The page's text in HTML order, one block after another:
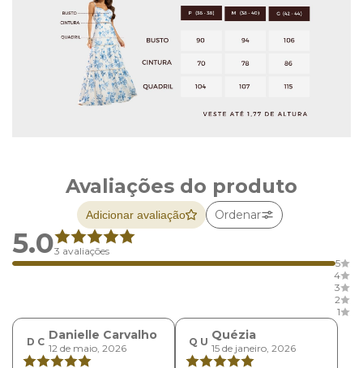
Avaliações do produto
Adicionar avaliação Ordenar
5.03 avaliações
5
4
3
2
1
D C Danielle Carvalho
12 de maio, 2026
Q U Quézia
15 de janeiro, 2026